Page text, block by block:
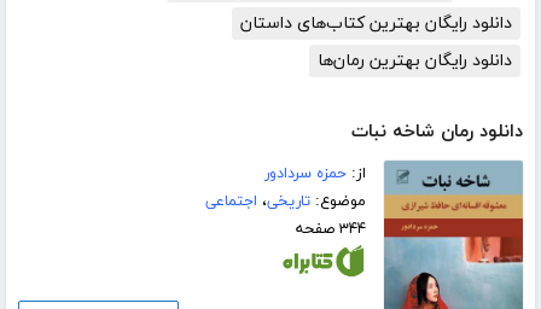
دانلود رایگان بهترین کتاب‌های داستان
دانلود رایگان بهترین رمان‌ها
دانلود رمان شاخه نبات
از:حمزه سردادور
موضوع:تاریخی، اجتماعی
۳۴۴ صفحه